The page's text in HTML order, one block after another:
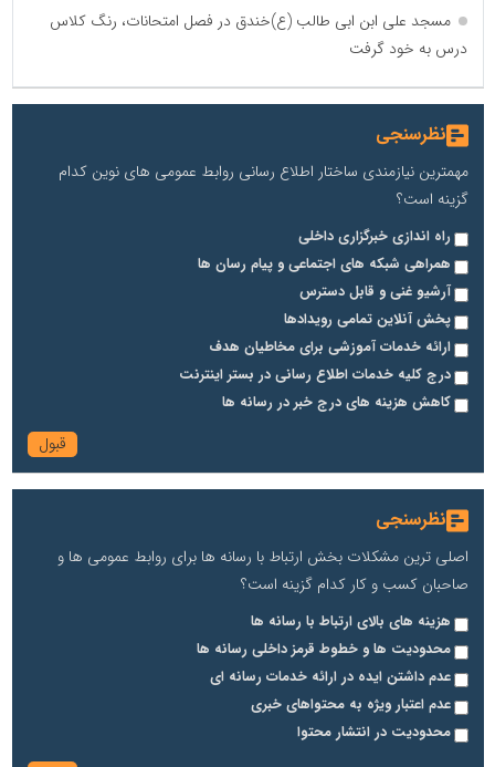
مسجد علی ابن ابی طالب (ع)خندق در فصل امتحانات، رنگ کلاس
درس به خود گرفت
نظرسنجی
مهمترین نیازمندی ساختار اطلاع رسانی روابط عمومی های نوین کدام
گزینه است؟
راه اندازی خبرگزاری داخلی
همراهی شبکه های اجتماعی و پیام رسان ها
آرشیو غنی و قابل دسترس
پخش آنلاین تمامی رویدادها
ارائه خدمات آموزشی برای مخاطیان هدف
درج کلیه خدمات اطلاع رسانی در بستر اینترنت
کاهش هزینه های درج خبر در رسانه ها
نظرسنجی
اصلی ترین مشکلات بخش ارتباط با رسانه ها برای روابط عمومی ها و
صاحبان کسب و کار کدام گزینه است؟
هزینه های بالای ارتباط با رسانه ها
محدودیت ها و خطوط قرمز داخلی رسانه ها
عدم داشتن ایده در ارائه خدمات رسانه ای
عدم اعتبار ویژه به محتواهای خبری
محدودیت در انتشار محتوا